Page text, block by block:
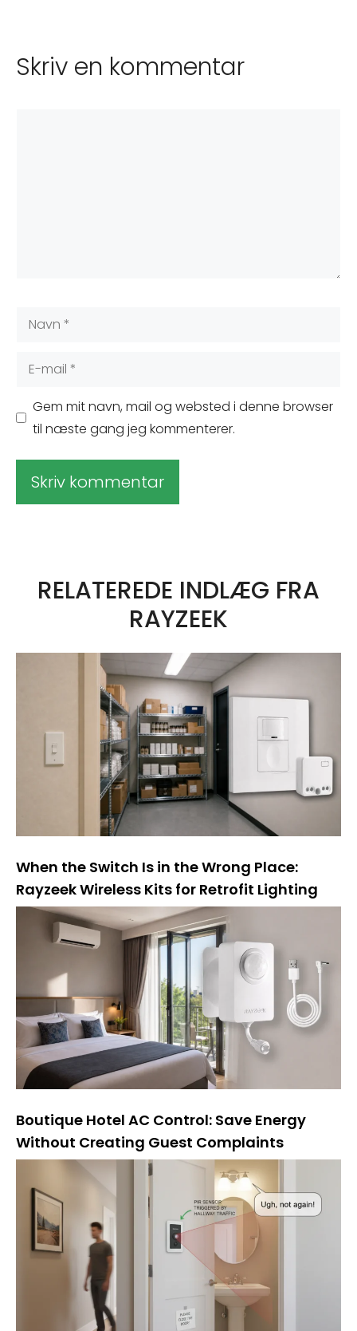
Skriv en kommentar
Navn
Gem mit navn, mail og websted i denne browser
til næste gang jeg kommenterer.
a
RELATEREDE INDLÆG FRA
RAYZEEK
When the Switch Is in the Wrong Place:
Rayzeek Wireless Kits for Retrofit Lighting
Boutique Hotel AC Control: Save Energy
Without Creating Guest Complaints